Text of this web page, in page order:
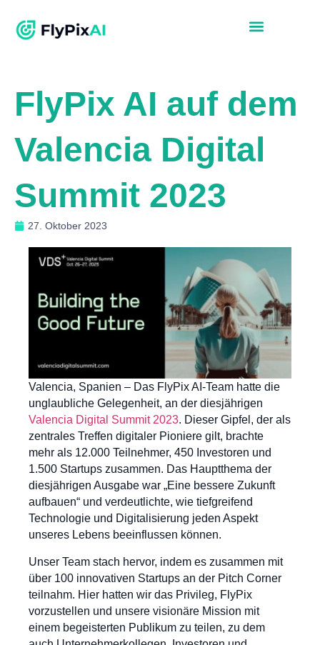
FlyPix AI auf dem
Valencia Digital
Summit 2023
27. Oktober 2023
Valencia, Spanien – Das FlyPix AI-Team hatte die
unglaubliche Gelegenheit, an der diesjährigen
Valencia Digital Summit 2023. Dieser Gipfel, der als
zentrales Treffen digitaler Pioniere gilt, brachte
mehr als 12.000 Teilnehmer, 450 Investoren und
1.500 Startups zusammen. Das Hauptthema der
diesjährigen Ausgabe war „Eine bessere Zukunft
aufbauen“ und verdeutlichte, wie tiefgreifend
Technologie und Digitalisierung jeden Aspekt
unseres Lebens beeinflussen können.
Unser Team stach hervor, indem es zusammen mit
über 100 innovativen Startups an der Pitch Corner
teilnahm. Hier hatten wir das Privileg, FlyPix
vorzustellen und unsere visionäre Mission mit
einem begeisterten Publikum zu teilen, zu dem